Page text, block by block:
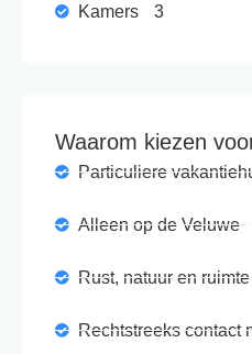
Kamers 3
Waarom kiezen
Particuliere
Alleen op de Veluwe
Rust, natuur en ruimte
Rechtstreeks contact